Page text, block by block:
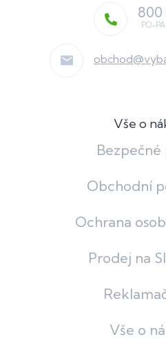
obchod@
800
Vše o
Obchodní
Ochrana
Prodej na
Vše o